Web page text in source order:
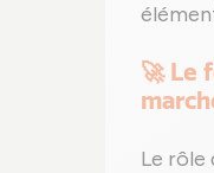
🚀 Le
Le rôle